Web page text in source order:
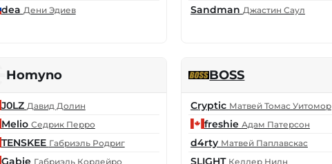
dea Дени Эдиев Sandman Джастин Саул
Homyno
J0LZ Давид Долин
Melio Седрик Перро
TENSKEE Габриэль Родриг
Gabie Габриэль Кордейро
BOSS
Cryptic Матвей Томас Уитомор
freshie Адам Патерсон
d4rty Матвей Паплавскас
SLIGHT Келлер Нилн